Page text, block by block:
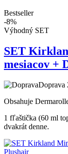
Bestseller
-8%
Výhodný SET
SET
mesiacov +
Obsahuje
1 fľaštička (60 ml
dvakrát denne.